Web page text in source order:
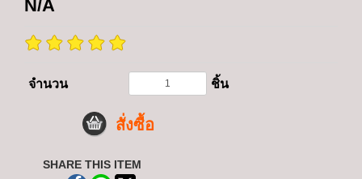
N/A
จำนวน ชิ้น
สั่งซื้อ
SHARE THIS ITEM